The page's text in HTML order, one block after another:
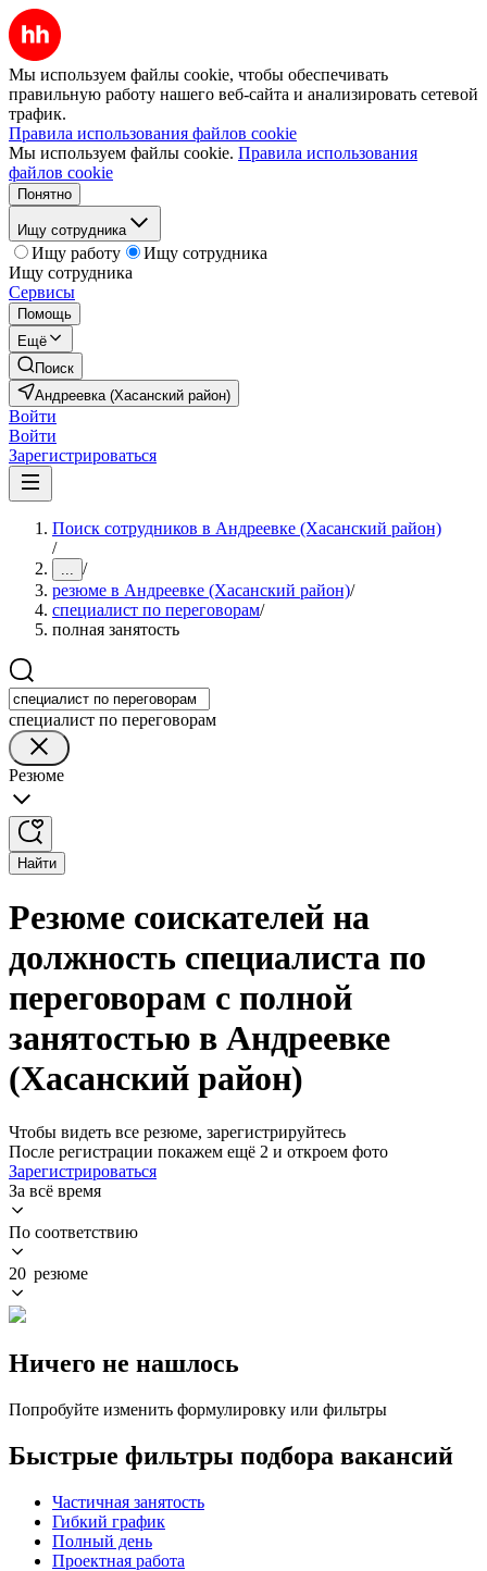
Мы используем файлы cookie, чтобы обеспечивать
правильную работу нашего веб-сайта и анализировать сетевой
трафик.
Правила использования файлов cookie
Мы используем файлы cookie. Правила использования
файлов cookie
Понятно
Ищу сотрудника
Ищу работу
Ищу сотрудника
Ищу сотрудника
Сервисы
Помощь
Ещё
Поиск
Андреевка (Хасанский район)
Войти
Войти
Зарегистрироваться
Поиск сотрудников в Андреевке (Хасанский район)
/
... /
резюме в Андреевке (Хасанский район)/
специалист по переговорам/
полная занятость
специалист по переговорам
Резюме
Найти
Резюме соискателей на
должность специалиста по
переговорам с полной
занятостью в Андреевке
(Хасанский район)
Чтобы видеть все резюме, зарегистрируйтесь
После регистрации покажем ещё 2 и откроем фото
Зарегистрироваться
За всё время
По соответствию
20 резюме
Ничего не нашлось
Попробуйте изменить формулировку или фильтры
Быстрые фильтры подбора вакансий
Частичная занятость
Гибкий график
Полный день
Проектная работа